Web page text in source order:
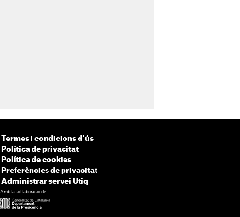
Termes i condicions d'ús
Política de privacitat
Política de cookies
Preferències de privacitat
Administrar servei Utiq
Amb la col·laboració de: